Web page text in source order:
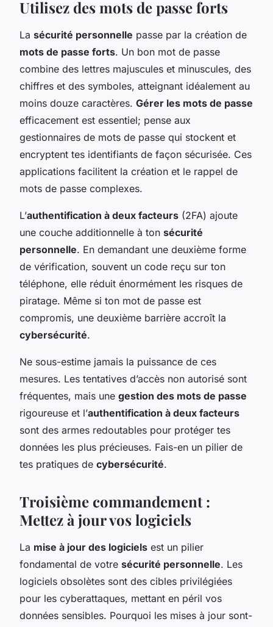
Utilisez des mots de passe forts
La sécurité personnelle passe par la création de
mots de passe forts. Un bon mot de passe
combine des lettres majuscules et minuscules, des
chiffres et des symboles, atteignant idéalement au
moins douze caractères. Gérer les mots de passe
efficacement est essentiel; pense aux
gestionnaires de mots de passe qui stockent et
encryptent tes identifiants de façon sécurisée. Ces
applications facilitent la création et le rappel de
mots de passe complexes.
L’authentification à deux facteurs (2FA) ajoute
une couche additionnelle à ton sécurité
personnelle. En demandant une deuxième forme
de vérification, souvent un code reçu sur ton
téléphone, elle réduit énormément les risques de
piratage. Même si ton mot de passe est
compromis, une deuxième barrière accroît la
cybersécurité.
Ne sous-estime jamais la puissance de ces
mesures. Les tentatives d’accès non autorisé sont
fréquentes, mais une gestion des mots de passe
rigoureuse et l’authentification à deux facteurs
sont des armes redoutables pour protéger tes
données les plus précieuses. Fais-en un pilier de
tes pratiques de cybersécurité.
Troisième commandement :
Mettez à jour vos logiciels
La mise à jour des logiciels est un pilier
fondamental de votre sécurité personnelle. Les
logiciels obsolètes sont des cibles privilégiées
pour les cyberattaques, mettant en péril vos
données sensibles. Pourquoi les mises à jour sont-